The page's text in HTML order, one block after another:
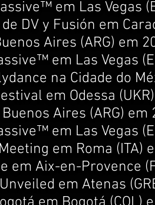
em Las Vegas
DV y Fusión em
Aires (ARG) em
em Las Vegas
na Cidade do
em Odessa
Aires (ARG) em
em Las Vegas
em Roma (ITA)
em Aix-en-Provence
em Atenas